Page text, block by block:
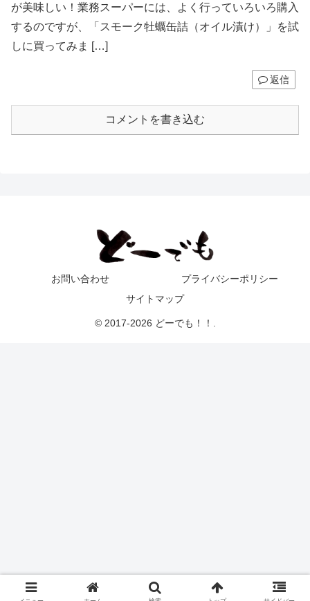
が美味しい！業務スーパーには、よく行っていろいろ購入
するのですが、「スモーク牡蠣缶詰（オイル漬け）」を試
しに買ってみま […]
返信
コメントを書き込む
お問い合わせ
プライバシーポリシー
サイトマップ
© 2017-2026 どーでも！！.